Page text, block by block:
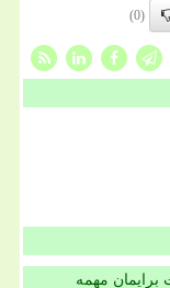
(0)
مهمه